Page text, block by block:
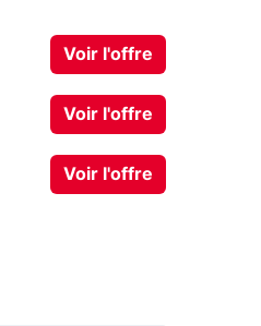
Voir l'offre
Voir l'offre
Voir l'offre